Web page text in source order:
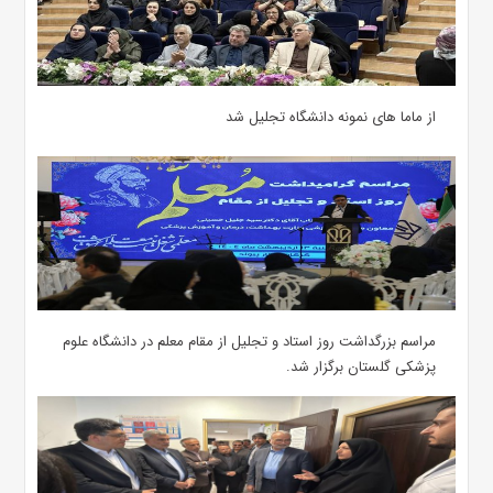
از ماما های نمونه دانشگاه تجلیل شد
مراسم بزرگداشت روز استاد و تجلیل از مقام معلم در دانشگاه علوم
پزشکی گلستان برگزار شد.‌